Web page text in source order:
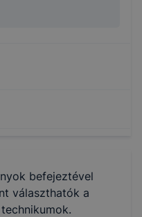
befejeztével
választhatók a